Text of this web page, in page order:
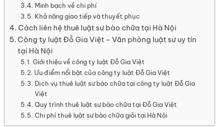
Minh bạch về chi phí
Khả năng giao tiếp và thuyết phục
Cách liên hệ thuê luật sư bào chữa tại Hà Nội
Công ty luật Đỗ Gia Việt – Văn phòng luật sư uy tín
tại Hà Nội
Giới thiệu về công ty luật Đỗ Gia Việt
Ưu điểm nổi bật của công ty luật Đỗ Gia Việt
Dịch vụ thuê luật sư bào chữa tại công ty luật Đỗ Gia
Việt
Quy trình thuê luật sư bào chữa tại Đỗ Gia Việt
Chi phí thuê luật sư bào chữa giỏi tại Hà Nội